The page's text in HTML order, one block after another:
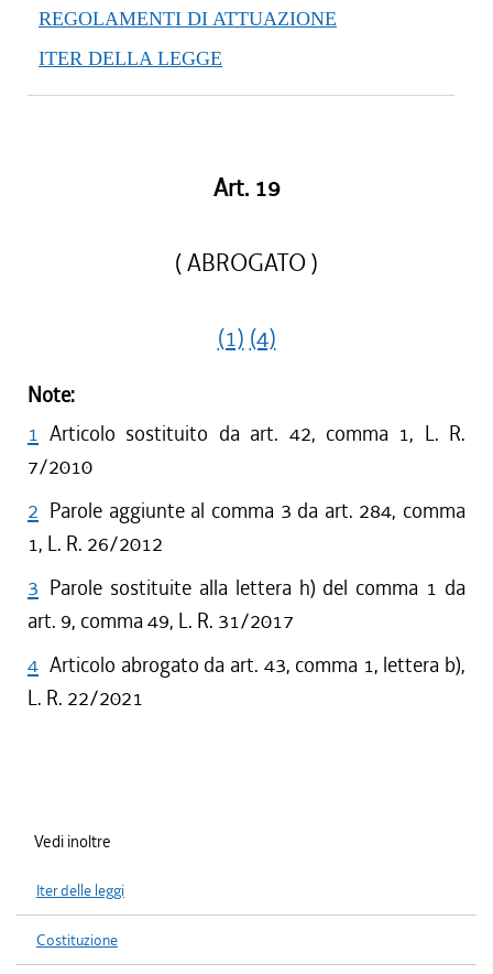
REGOLAMENTI DI ATTUAZIONE
ITER DELLA LEGGE
Art. 19
( ABROGATO )
(1) (4)
Note:
1 Articolo sostituito da art. 42, comma 1, L. R.
7/2010
2 Parole aggiunte al comma 3 da art. 284, comma
1, L. R. 26/2012
3 Parole sostituite alla lettera h) del comma 1 da
art. 9, comma 49, L. R. 31/2017
4 Articolo abrogato da art. 43, comma 1, lettera b),
L. R. 22/2021
Vedi inoltre
Iter delle leggi
Costituzione